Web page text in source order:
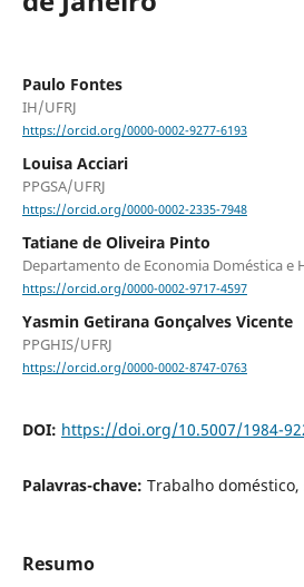
Paulo Fontes
IH/UFRJ
https://orcid.org/0000-0002-9277-6193
Louisa Acciari
PPGSA/UFRJ
https://orcid.org/0000-0002-2335-7948
Tatiane de Oliveira Pinto
Departamento de Economia Doméstica e
https://orcid.org/0000-0002-9717-4597
Yasmin Getirana Gonçalves Vicente
PPGHIS/UFRJ
https://orcid.org/0000-0002-8747-0763
DOI: https://doi.org/10.5007/1984-
Palavras-chave: Trabalho
Resumo